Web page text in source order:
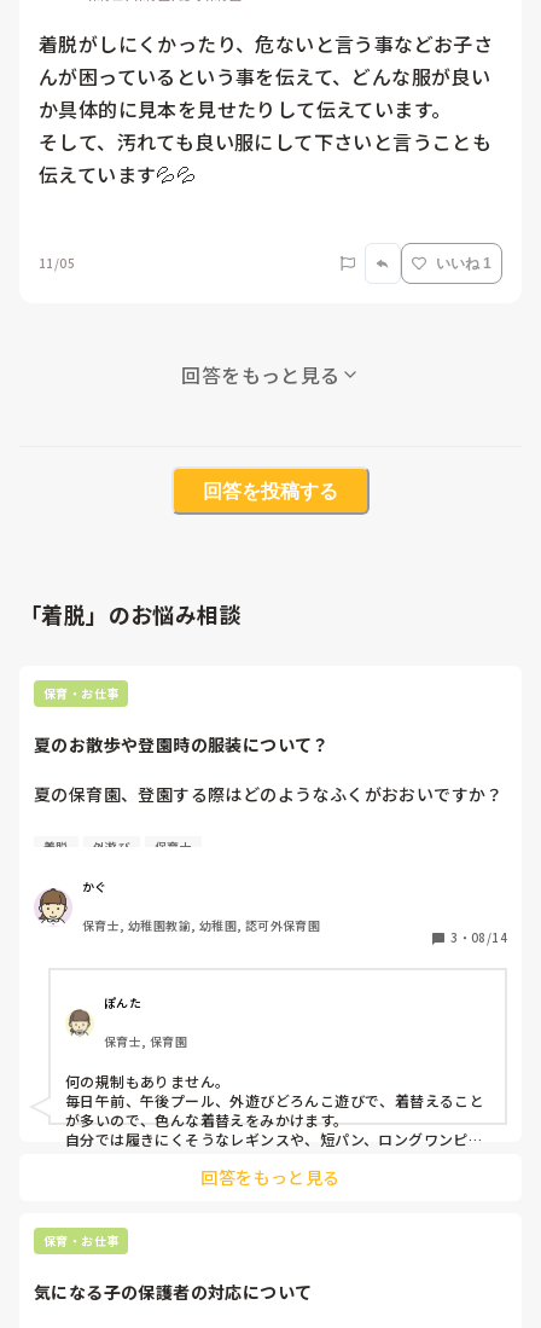
着脱がしにくかったり、危ないと言う事などお子さ
んが困っているという事を伝えて、どんな服が良い
か具体的に見本を見せたりして伝えています。
そして、汚れても良い服にして下さいと言うことも
伝えています💦💦
11/05 いいね 1
回答をもっと見る
回答を投稿する
「着脱」のお悩み相談
保育・お仕事
夏のお散歩や登園時の服装について？
夏の保育園、登園する際はどのようなふくがおおいですか？
保育園内で、長ズボン！などのルールはとくになく、着脱し
暑いので、ハーフパンツを着用してくる子もいます。
ただ、最近はマダニや他の虫刺されなどの対策として、戸外
みなさんの保育園では、どのような感じでしょうか？
着脱 外遊び 保育士
かぐ
保育士, 幼稚園教諭, 幼稚園, 認可外保育園
3 ・ 08/14
ぽんた
保育士, 保育園
何の規制もありません。
毎日午前、午後プール、外遊びどろんこ遊びで、着替えること
が多いので、色んな着替えをみかけます。
自分では履きにくそうなレギンスや、短パン、ロングワンピー
回答をもっと見る
保育・お仕事
気になる子の保護者の対応について